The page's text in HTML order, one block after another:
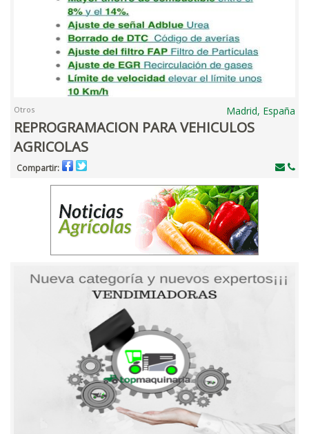
Otros Madrid, España
REPROGRAMACION PARA VEHICULOS
AGRICOLAS
Compartir: